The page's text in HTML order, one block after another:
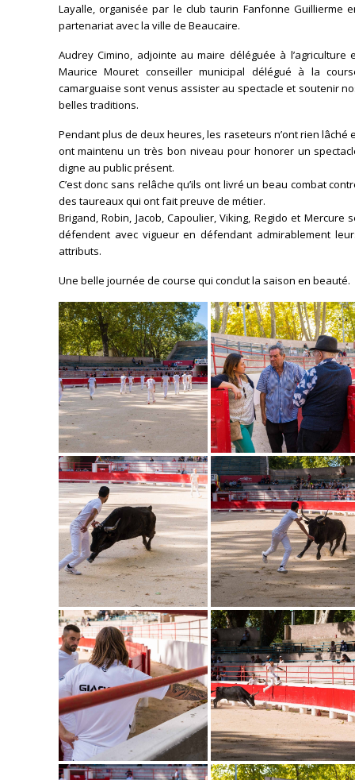
Layalle, organisée par le club taurin Fanfonne Guillierme
partenariat avec la ville de Beaucaire.
Audrey Cimino, adjointe au maire déléguée à l’agriculture
Maurice Mouret conseiller municipal délégué à la
camarguaise sont venus assister au spectacle et soutenir
belles traditions.
Pendant plus de deux heures, les raseteurs n’ont rien lâché
ont maintenu un très bon niveau pour honorer un
digne au public présent.
C’est donc sans relâche qu’ils ont livré un beau combat
des taureaux qui ont fait preuve de métier.
Brigand, Robin, Jacob, Capoulier, Viking, Regido et Mercure
défendent avec vigueur en défendant admirablement
attributs.
Une belle journée de course qui conclut la saison en beauté.